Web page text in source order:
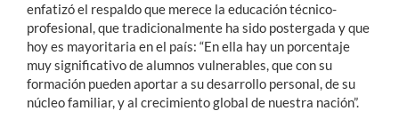
enfatizó el respaldo que merece la educación técnico-
profesional, que tradicionalmente ha sido postergada y que
hoy es mayoritaria en el país: “En ella hay un porcentaje
muy significativo de alumnos vulnerables, que con su
formación pueden aportar a su desarrollo personal, de su
núcleo familiar, y al crecimiento global de nuestra nación”.